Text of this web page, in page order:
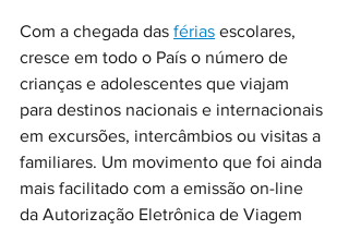
Com a chegada das férias escolares,
cresce em todo o País o número de
crianças e adolescentes que viajam
para destinos nacionais e internacionais
em excursões, intercâmbios ou visitas a
familiares. Um movimento que foi ainda
mais facilitado com a emissão on-line
da Autorização Eletrônica de Viagem